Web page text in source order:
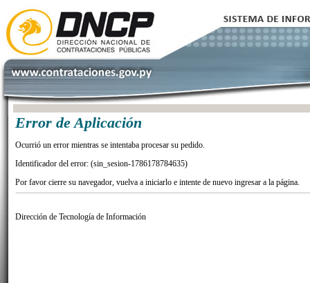
Error de Aplicación
Ocurrió un error mientras se intentaba procesar su pedido.
Identificador del error: (sin_sesion-1786178784635)
Por favor cierre su navegador, vuelva a iniciarlo e intente de nuevo ingresar a la página.
Dirección de Tecnología de Información